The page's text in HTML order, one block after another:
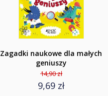
Zagadki naukowe dla małych
geniuszy
14,90 zł
9,69 zł